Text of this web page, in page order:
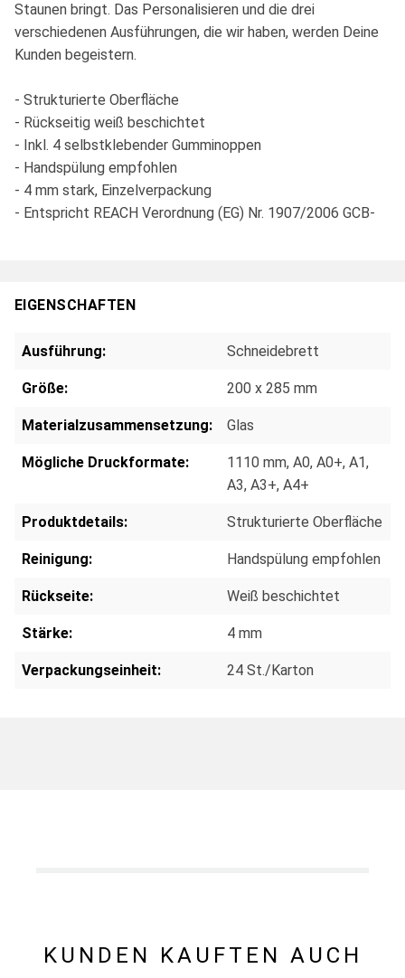
Staunen bringt. Das Personalisieren und die drei
verschiedenen Ausführungen, die wir haben, werden Deine
Kunden begeistern.
- Strukturierte Oberfläche
- Rückseitig weiß beschichtet
- Inkl. 4 selbstklebender Gumminoppen
- Handspülung empfohlen
- 4 mm stark, Einzelverpackung
- Entspricht REACH Verordnung (EG) Nr. 1907/2006 GCB-
EIGENSCHAFTEN
Ausführung: Schneidebrett
Größe: 200 x 285 mm
Materialzusammensetzung: Glas
Mögliche Druckformate: 1110 mm, A0, A0+, A1,
A3, A3+, A4+
Produktdetails: Strukturierte Oberfläche
Reinigung: Handspülung empfohlen
Rückseite: Weiß beschichtet
Stärke: 4 mm
Verpackungseinheit: 24 St./Karton
KUNDEN KAUFTEN AUCH